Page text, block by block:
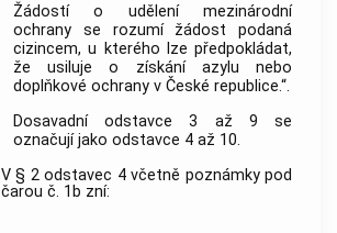
Žádostí o udělení mezinárodní
ochrany se rozumí žádost podaná
cizincem, u kterého lze předpokládat,
že usiluje o získání azylu nebo
doplňkové ochrany v České republice.“.
Dosavadní odstavce 3 až 9 se
označují jako odstavce 4 až 10.
V § 2 odstavec 4 včetně poznámky pod
čarou č. 1b zní: